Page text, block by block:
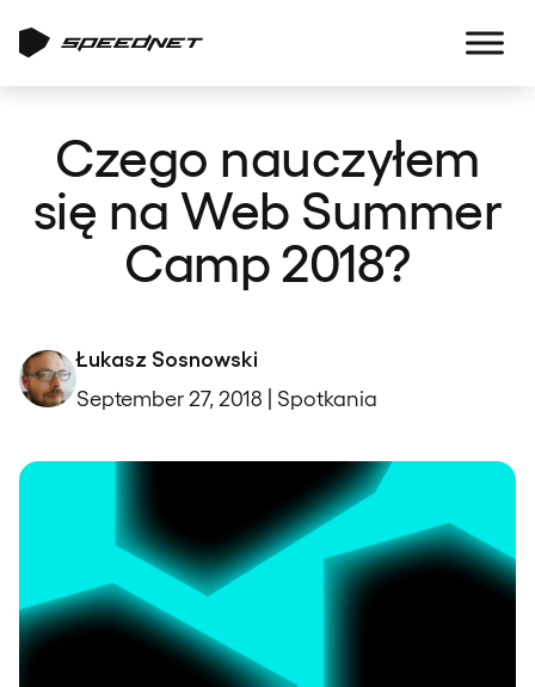
Czego nauczyłem
się na Web Summer
Camp 2018?
Łukasz Sosnowski
September 27, 2018 | Spotkania